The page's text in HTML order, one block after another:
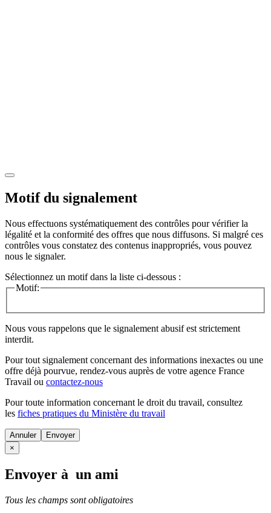
Motif du signalement
Nous effectuons systématiquement des contrôles pour vérifier la
légalité et la conformité des offres que nous diffusons. Si malgré ces
contrôles vous constatez des contenus inappropriés, vous pouvez
nous le signaler.
Sélectionnez un motif dans la liste ci-dessous :
Motif:
Nous vous rappelons que le signalement abusif est strictement
interdit.
Pour tout signalement concernant des informations inexactes ou une
offre déjà pourvue, rendez-vous auprès de votre agence France
Travail ou contactez-nous
Pour toute information concernant le droit du travail, consultez
les fiches pratiques du Ministère du travail
Annuler
×
Envoyer à un ami
Tous les champs sont obligatoires